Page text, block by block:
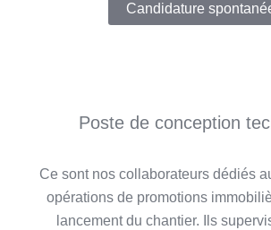
Candidature
Poste de conception
Ce sont nos collaborateurs dédiés
opérations de promotions
lancement du chantier. Ils